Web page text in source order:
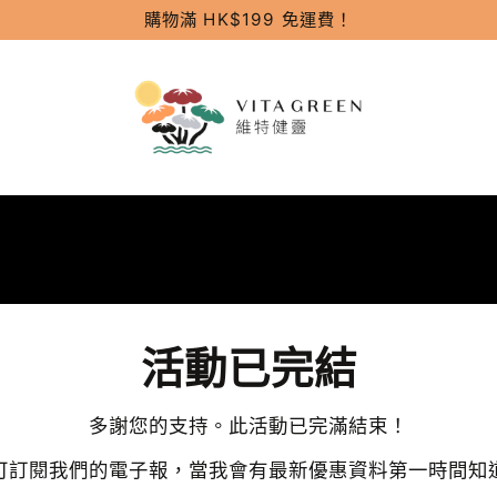
購物滿 HK$199 免運費！
活動已完結
多謝您的支持。此活動已完滿結束！
訂閱我們的電子報，當我會有最新優惠資料第一時間知